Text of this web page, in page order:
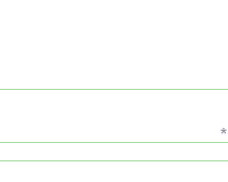
*